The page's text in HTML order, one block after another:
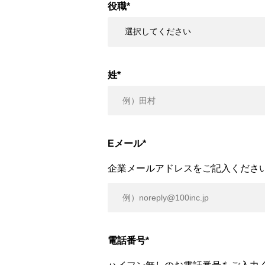
役職*
姓*
Eメール*
企業メールアドレスをご記入くださ
電話番号*